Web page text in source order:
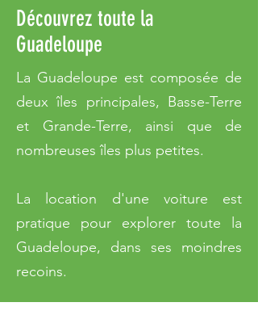
Découvrez toute la
Guadeloupe
La Guadeloupe est composée de
deux îles principales, Basse-Terre
et Grande-Terre, ainsi que de
nombreuses îles plus petites.
La location d'une voiture est
pratique pour explorer toute la
Guadeloupe, dans ses moindres
recoins.